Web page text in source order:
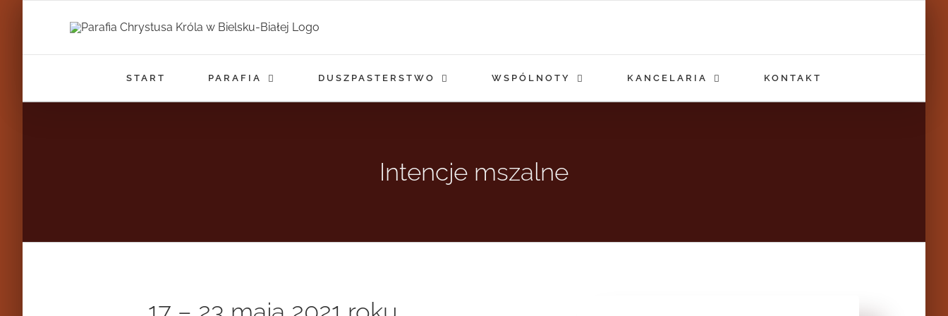
START PARAFIA DUSZPASTERSTWO WSPÓLNOTY KANCELARIA KONTAKT
Intencje mszalne